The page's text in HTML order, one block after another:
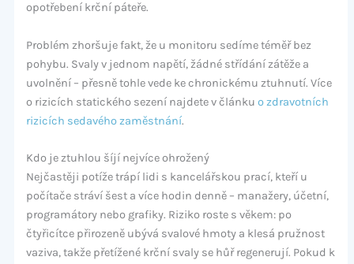
opotřebení krční páteře.
Problém zhoršuje fakt, že u monitoru sedíme téměř bez
pohybu. Svaly v jednom napětí, žádné střídání zátěže a
uvolnění – přesně tohle vede ke chronickému ztuhnutí. Více
o rizicích statického sezení najdete v článku o zdravotních
rizicích sedavého zaměstnání.
Kdo je ztuhlou šíjí nejvíce ohrožený
Nejčastěji potíže trápí lidi s kancelářskou prací, kteří u
počítače stráví šest a více hodin denně – manažery, účetní,
programátory nebo grafiky. Riziko roste s věkem: po
čtyřicítce přirozeně ubývá svalové hmoty a klesá pružnost
vaziva, takže přetížené krční svaly se hůř regenerují. Pokud k